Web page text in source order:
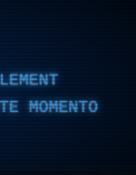
MOMENTO